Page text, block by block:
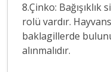
8.Çinko:
rolü vardır.
baklagillerde
alınmalıdır.